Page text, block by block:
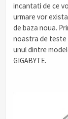
incantati de ce
urmare vor
de baza noua.
noastra de teste
unul dintre
GIGABYTE.